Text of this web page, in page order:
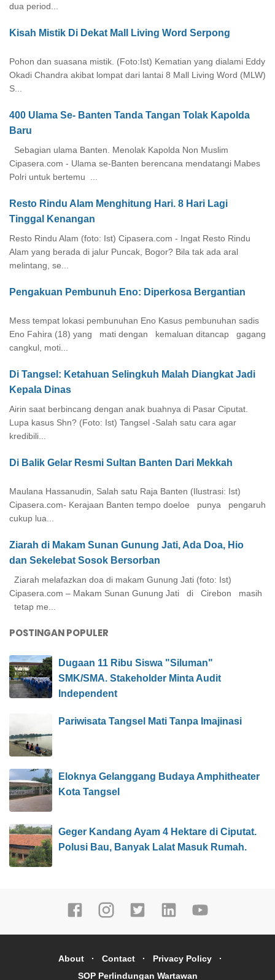
dua period...
Kisah Mistik Di Dekat Mall Living Word Serpong
Pohon dan suasana mistik. (Foto:Ist) Kematian yang dialami Eddy
Okadi Chandra akibat lompat dari lantai 8 Mall Living Word (MLW)
S...
400 Ulama Se- Banten Tanda Tangan Tolak Kapolda
Baru
Sebagian ulama Banten. Menolak Kapolda Non Muslim
Cipasera.com - Ulama se-Banten berencana mendatangi Mabes
Polri untuk bertemu ...
Resto Rindu Alam Menghitung Hari. 8 Hari Lagi
Tinggal Kenangan
Resto Rindu Alam (foto: Ist) Cipasera.com - Ingat Resto Rindu
Alam yang berada di jalur Puncak, Bogor? Bila tak ada aral
melintang, se...
Pengakuan Pembunuh Eno: Diperkosa Bergantian
Mess tempat lokasi pembunuhan Eno Kasus pembunuhan sadis
Eno Fahira (18) yang mati dengan kemaluan ditancap gagang
cangkul, moti...
Di Tangsel: Ketahuan Selingkuh Malah Diangkat Jadi
Kepala Dinas
Airin saat berbincang dengan anak buahnya di Pasar Ciputat.
Lupa kasus Shn? (Foto: Ist) Tangsel -Salah satu cara agar
kredibili...
Di Balik Gelar Resmi Sultan Banten Dari Mekkah
Maulana Hassanudin, Salah satu Raja Banten (Ilustrasi: Ist)
Cipasera.com- Kerajaan Banten tempo doeloe punya pengaruh
cukup lua...
Ziarah di Makam Sunan Gunung Jati, Ada Doa, Hio
dan Sekelebat Sosok Bersorban
Ziarah melafazkan doa di makam Gunung Jati (foto: Ist)
Cipasera.com – Makam Sunan Gunung Jati di Cirebon masih
tetap me...
POSTINGAN POPULER
Dugaan 11 Ribu Siswa "Siluman"
SMK/SMA. Stakeholder Minta Audit
Independent
Pariwisata Tangsel Mati Tanpa Imajinasi
Eloknya Gelanggang Budaya Amphitheater
Kota Tangsel
Geger Kandang Ayam 4 Hektare di Ciputat.
Polusi Bau, Banyak Lalat Masuk Rumah.
About Contact
Privacy Policy
SOP Perlindungan Wartawan